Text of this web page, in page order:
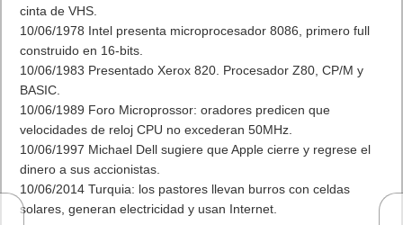
cinta de VHS.
10/06/1978 Intel presenta microprocesador 8086, primero full
construido en 16-bits.
10/06/1983 Presentado Xerox 820. Procesador Z80, CP/M y
BASIC.
10/06/1989 Foro Microprossor: oradores predicen que
velocidades de reloj CPU no excederan 50MHz.
10/06/1997 Michael Dell sugiere que Apple cierre y regrese el
dinero a sus accionistas.
10/06/2014 Turquia: los pastores llevan burros con celdas
solares, generan electricidad y usan Internet.